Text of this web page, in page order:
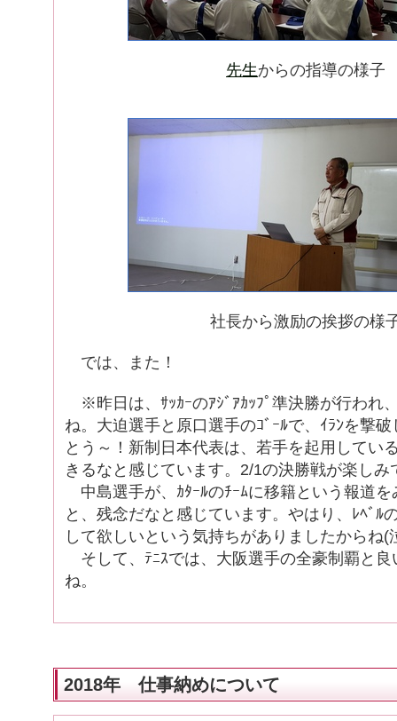
先生からの指導の様子
社長から激励の挨拶の様
では、また！
※昨日は、ｻｯｶｰのｱｼﾞｱｶｯﾌﾟ準決勝が行われ
ね。大迫選手と原口選手のｺﾞｰﾙで、ｲﾗﾝを撃
とう～！新制日本代表は、若手を起用してい
きるなと感じています。2/1の決勝戦が楽しみ
中島選手が、ｶﾀｰﾙのﾁｰﾑに移籍という報道
と、残念だなと感じています。やはり、ﾚﾍﾞﾙ
して欲しいという気持ちがありましたからね(
そして、ﾃﾆｽでは、大阪選手の全豪制覇と良
ね。
2018年 仕事納めについて